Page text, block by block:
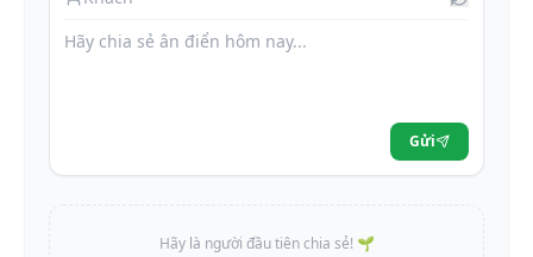
Gửi
Hãy là người đầu tiên chia sẻ! 🌱